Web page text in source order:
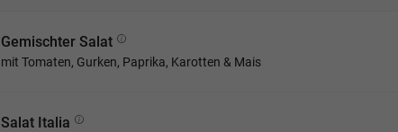
Gemischter Salat
mit Tomaten, Gurken, Paprika, Karotten & Mais
Salat Italia